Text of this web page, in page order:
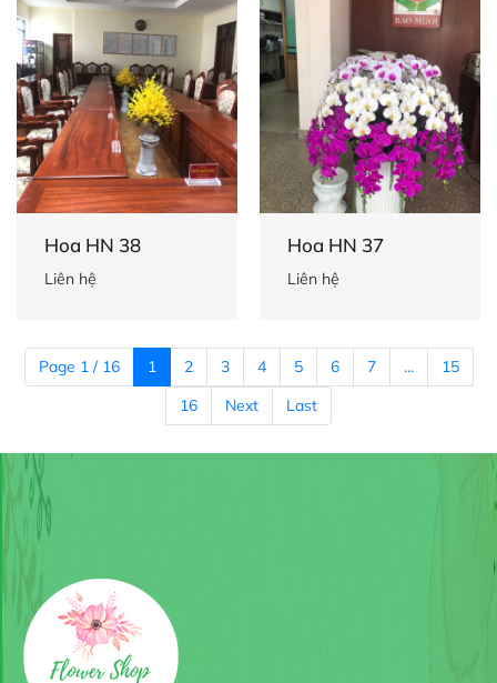
Hoa HN 38
Liên hệ
Hoa HN 37
Liên hệ
Page 1 / 16 1 2 3 4 5 6 7 ...
15
16
Next Last